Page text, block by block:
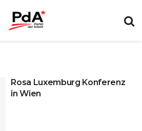
Rosa Luxemburg Konferenz
in Wien